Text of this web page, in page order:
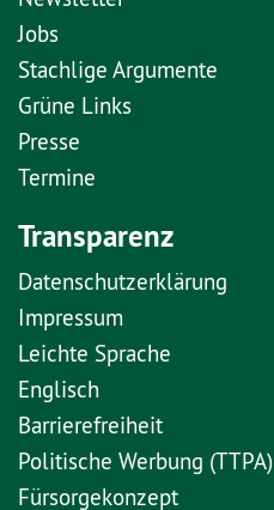
Jobs
Stachlige Argumente
Grüne Links
Presse
Termine
Transparenz
Datenschutzerklärung
Impressum
Leichte Sprache
Englisch
Barrierefreiheit
Politische Werbung (TTPA)
Fürsorgekonzept